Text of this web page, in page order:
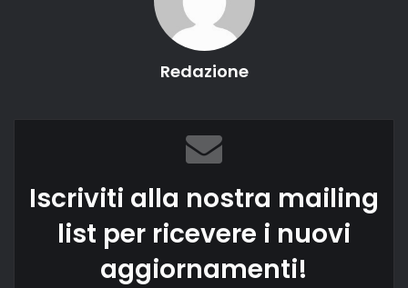
Redazione
Iscriviti alla nostra mailing
list per ricevere i nuovi
aggiornamenti!